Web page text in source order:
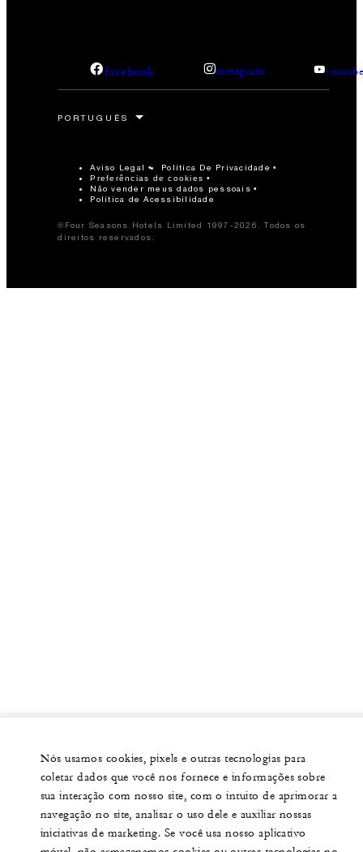
facebook instagram
Aviso Legal Política De Privacidade
Preferências de cookies
Não vender meus dados pessoais
Política de Acessibilidade
©Four Seasons Hotels Limited 1997-2026. Todos os
direitos reservados.
Nós usamos cookies, pixels e outras tecnologias para
coletar dados que você nos fornece e informações sobre
sua interação com nosso site, com o intuito de aprimorar a
navegação no site, analisar o uso dele e auxiliar nossas
iniciativas de marketing. Se você usa nosso aplicativo